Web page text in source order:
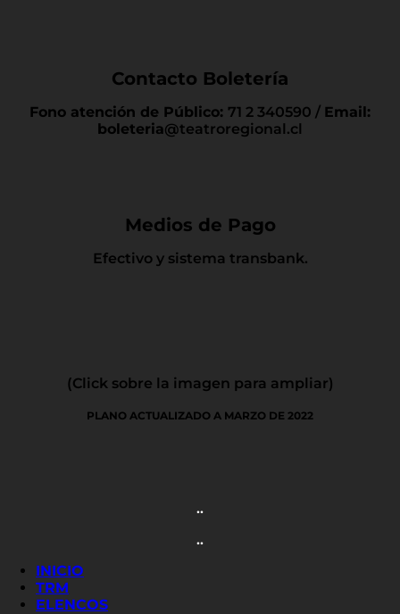
Contacto Boletería
Fono atención de Público: 71 2 340590 / Email:
boleteria@teatroregional.cl
Medios de Pago
Efectivo y sistema transbank.
(Click sobre la imagen para ampliar)
PLANO ACTUALIZADO A MARZO DE 2022
..
..
INICIO
TRM
ELENCOS